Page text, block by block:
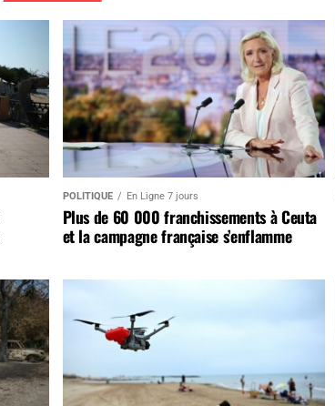
POLITIQUE En Ligne 7 jours
Plus de 60 000 franchissements à Ceuta
et la campagne française s’enflamme